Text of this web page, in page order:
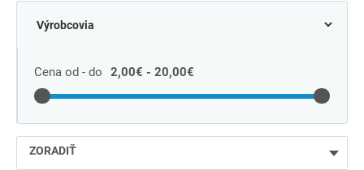
Cena od - do 2,00€ - 20,00€
ZORADIŤ